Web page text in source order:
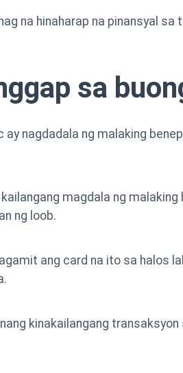
na hinaharap na pinansyal sa
sa
ay nagdadala ng malaking
magdala ng
ng loob.
ang card na ito sa halos
kinakailangang